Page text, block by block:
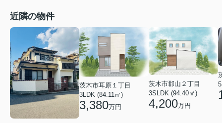
近隣の物件
茨木市耳原１丁目
3LDK (84.11㎡)
3,380万円
茨木市郡山２丁目
3SLDK (94.40㎡)
4,200万円